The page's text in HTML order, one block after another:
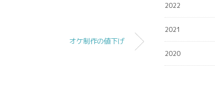
オケ制作の値下げ
2022
2021
2020